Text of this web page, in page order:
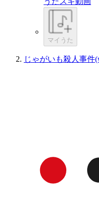
マイうた
じゃがいも殺人事件